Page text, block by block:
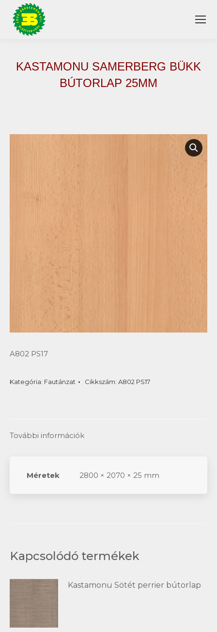
KASTAMONU SAMERBERG BÜKK
BÚTORLAP 25MM
A802 PS17
Kategória: Fautánzat Cikkszám: A802 PS17
További információk
Méretek 2800 × 2070 × 25 mm
Kapcsolódó termékek
Kastamonu Sötét perrier bútorlap